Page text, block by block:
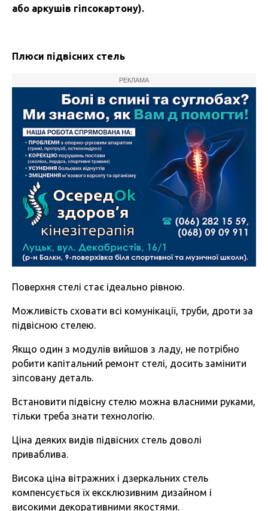
або аркушів гіпсокартону).
Плюси підвісних стель
РЕКЛАМА
Поверхня стелі стає ідеально рівною.
Можливість сховати всі комунікації, труби, дроти за
підвісною стелею.
Якщо один з модулів вийшов з ладу, не потрібно
робити капітальний ремонт стелі, досить замінити
зіпсовану деталь.
Встановити підвісну стелю можна власними руками,
тільки треба знати технологію.
Ціна деяких видів підвісних стель доволі
приваблива.
Висока ціна вітражних і дзеркальних стель
компенсується їх ексклюзивним дизайном і
високими декоративними якостями.